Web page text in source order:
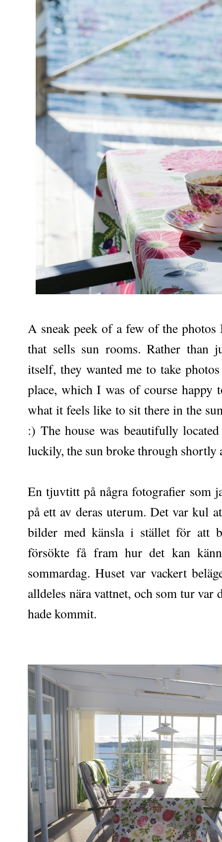
A sneak peek of a few of the
that sells sun rooms. Rather than
itself, they wanted me to take
place, which I was of course happy
what it feels like to sit there in the
:) The house was beautifully
luckily, the sun broke through
En tjuvtitt på några fotografier som
på ett av deras uterum. Det var kul
bilder med känsla i stället för att
försökte få fram hur det kan
sommardag. Huset var vackert
alldeles nära vattnet, och som tur
hade kommit.